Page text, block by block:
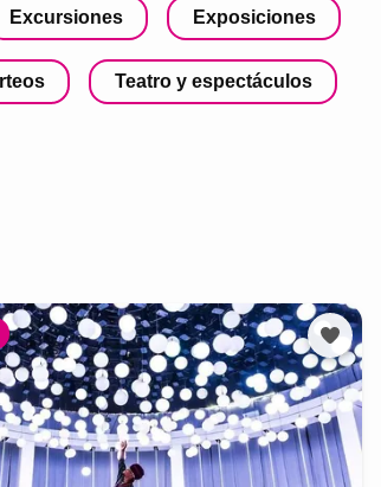
Excursiones Exposiciones
Teatro y espectáculos